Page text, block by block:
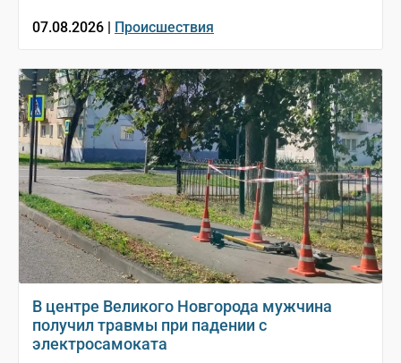
07.08.2026 | Происшествия
В центре Великого Новгорода мужчина
получил травмы при падении с
электросамоката